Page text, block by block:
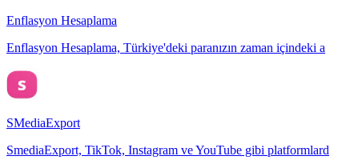
Enflasyon Hesaplama
Enflasyon Hesaplama, Türkiye'deki paranızın zaman içindeki a
SMediaExport
SmediaExport, TikTok, Instagram ve YouTube gibi platformlard